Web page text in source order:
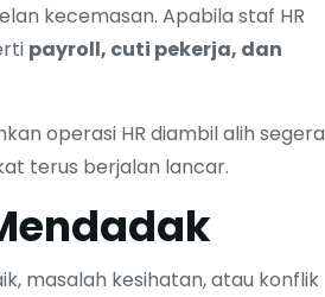
kecemasan. Apabila staf HR
payroll, cuti pekerja, dan
operasi HR diambil alih segera
terus berjalan lancar.
masalah kesihatan, atau konflik